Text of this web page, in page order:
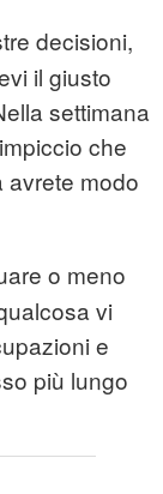
decisioni,
il giusto
settimana
che
avrete modo
o meno
vi
e
più lungo